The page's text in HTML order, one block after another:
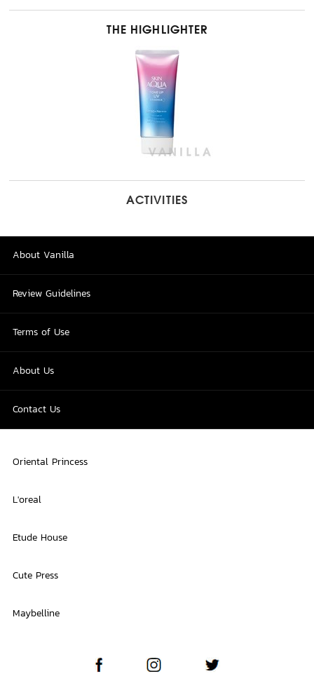
THE HIGHLIGHTER
ACTIVITIES
About Vanilla
Review Guidelines
Terms of Use
About Us
Contact Us
Oriental Princess
L'oreal
Etude House
Cute Press
Maybelline